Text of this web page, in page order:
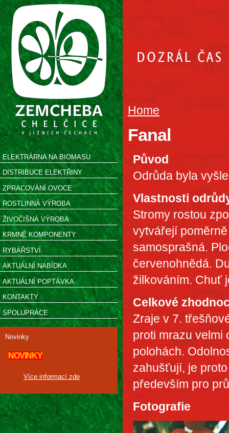
ELEKTRÁRNA NA BIOMASU
DISTRIBUCE ELEKTŘINY
ZPRACOVÁNÍ OVOCE
ROSTLINNÁ VÝROBA
ŽIVOČIŠNÁ VÝROBA
KRMNÉ KOMPONENTY
RYBÁŘSTVÍ
AKTUÁLNÍ NABÍDKA
AKTUÁLNÍ POPTÁVKA
KONTAKTY
SPOLUPRÁCE
Novinky
NOVINKY
Více informací zde
Home
Fanal
Původ
Odrůda byla
Vlastnosti
Stromy rostou
vytvářejí
samosprašná.
červenohnědá.
žilkováním. Chuť
Celkové
Zraje v 7.
proti mrazu velmi
polohách.
zahušťují, je
především pro
Fotografie